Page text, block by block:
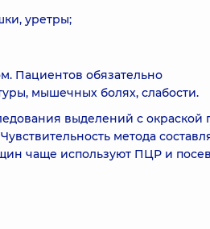
уретры;
Пациентов обязательно
мышечных болях, слабости.
выделений с окраской
метода
чаще используют ПЦР и